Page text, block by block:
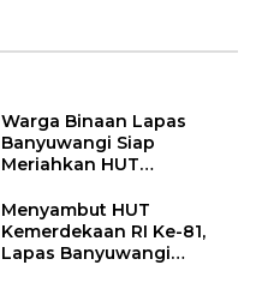
Warga Binaan Lapas
Banyuwangi Siap
Meriahkan HUT
dengan Berbagai
Perlombaan
Menyambut HUT
Kemerdekaan RI Ke-81,
Lapas Banyuwangi